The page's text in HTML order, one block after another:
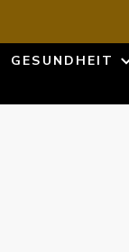
GESUNDHEIT